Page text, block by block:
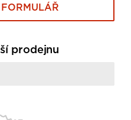
prodejnu